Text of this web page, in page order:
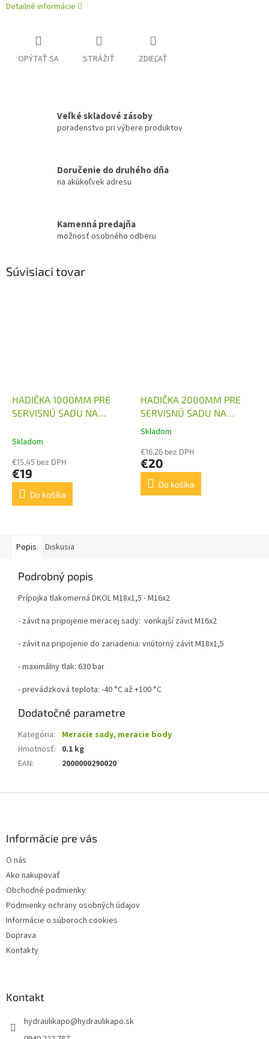
Detailné informácie
OPÝTAŤ SA STRÁŽIŤ ZDIEĽAŤ
Veľké skladové zásoby
poradenstvo pri výbere produktov
Doručenie do druhého dňa
na akúkoľvek adresu
Kamenná predajňa
možnosť osobného odberu
Súvisiaci tovar
HADIČKA 1000MM PRE
SERVISNÚ SADU NA
DIAGNOSTIKU
SYSTÉMU M16X2 - G1/4"
Skladom
€15,45 bez DPH
€19
Do košíka
HADIČKA 2000MM PRE
SERVISNÚ SADU NA
MERANIE TLAKU OLEJA A
HYDRAULICKÉHO
Priemerné
produktu
je
4,0
Skladom
€16,26 bez DPH
€20
Do košíka
Popis Diskusia
Podrobný popis
Prípojka tlakomerná DKOL M18x1,5 - M16x2
- závit na pripojenie meracej sady: vonkajší závit M16x2
- závit na pripojenie do zariadenia: vnútorný závit M18x1,5
- maximálny tlak: 630 bar
- prevádzková teplota: -40 °C až +100 °C
Dodatočné parametre
Kategória:
Meracie sady, meracie body
Hmotnosť: 0.1 kg
EAN: 2000000290020
Informácie pre vás
O nás
Ako nakupovať
Obchodné podmienky
Podmienky ochrany osobných údajov
Informácie o súboroch cookies
Doprava
Kontakty
Kontakt
hydraulikapo@hydraulikapo.sk